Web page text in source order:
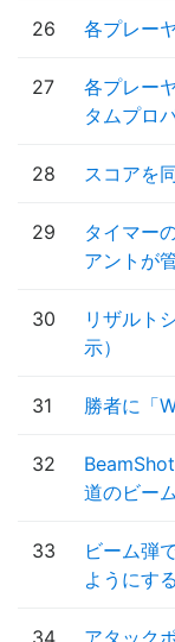
26 各プレー
27
各プレー
タムプロ
28 スコアを
29
タイマー
アントが
30
リザルト
示）
31 勝者に「
32
道のビー
33
ビーム弾
ようにする
34 アタック